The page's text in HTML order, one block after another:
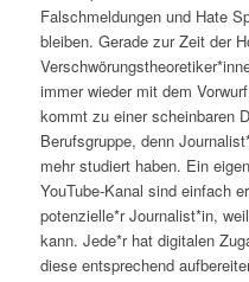
Falschmeldungen und Hate
bleiben. Gerade zur Zeit der
immer wieder mit dem
kommt zu einer scheinbaren
Berufsgruppe, denn
mehr studiert haben. Ein
YouTube-Kanal sind einfach
potenzielle*r Journalist*in,
kann. Jede*r hat digitalen
diese entsprechend